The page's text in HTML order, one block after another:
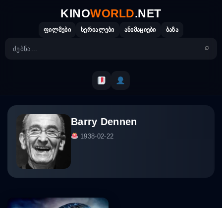
KINOWORLD.NET
ფილმები სერიალები ანიმაციები ბაზა
Barry Dennen
1938-02-22